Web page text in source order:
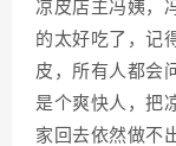
凉皮店主冯姨，
的太好吃了，记
皮，所有人都会
是个爽快人，把
家回去依然做不